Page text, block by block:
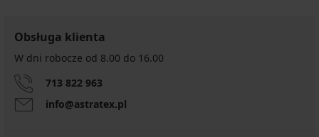
Obsługa klienta
W dni robocze od 8.00 do 16.00
713 822 963
info@astratex.pl